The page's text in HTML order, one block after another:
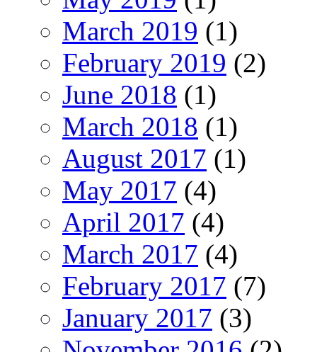
March 2019 (1)
February 2019 (2)
June 2018 (1)
March 2018 (1)
August 2017 (1)
May 2017 (4)
April 2017 (4)
March 2017 (4)
February 2017 (7)
January 2017 (3)